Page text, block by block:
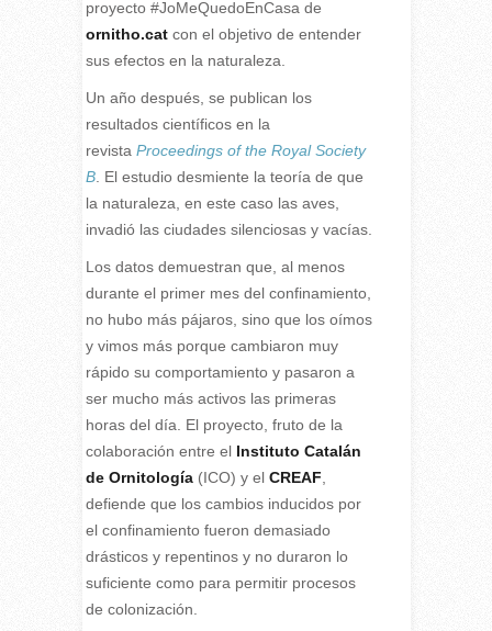
proyecto #JoMeQuedoEnCasa de
ornitho.catcon el objetivo de entender
sus efectos en la naturaleza.
Un año después, se publican los
resultados científicos en la
revista Proceedings of the Royal Society
B. El estudio desmiente la teoría de que
la naturaleza, en este caso las aves,
invadió las ciudades silenciosas y vacías.
Los datos demuestran que, al menos
durante el primer mes del confinamiento,
no hubo más pájaros, sino que los oímos
y vimos más porque cambiaron muy
rápido su comportamiento y pasaron a
ser mucho más activos las primeras
horas del día. El proyecto, fruto de la
colaboración entre el Instituto Catalán
de Ornitología(ICO) y el CREAF
defiende que los cambios inducidos por
el confinamiento fueron demasiado
drásticos y repentinos y no duraron lo
suficiente como para permitir procesos
de colonización.